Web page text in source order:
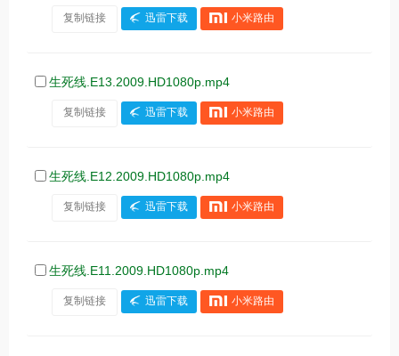
复制链接 迅雷下载 小米路由
生死线.E13.2009.HD1080p.mp4
复制链接 迅雷下载 小米路由
生死线.E12.2009.HD1080p.mp4
复制链接 迅雷下载 小米路由
生死线.E11.2009.HD1080p.mp4
复制链接 迅雷下载 小米路由